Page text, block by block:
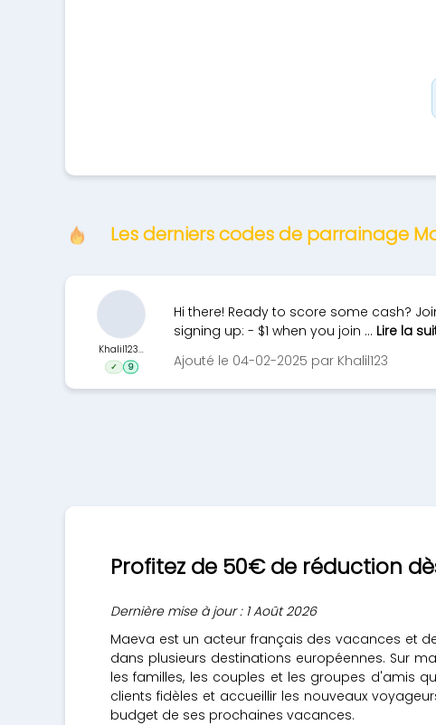
Les derniers codes de parrainage
Hi there! Ready to score some cash?
signing up: - $1 when you join ... Lire la
Ajouté le 04-02-2025 par Khalil123
Khalil123...
✓ 9
Profitez de 50€ de réduction
Dernière mise à jour : 1 Août 2026
Maeva est un acteur français des vacances et
dans plusieurs destinations européennes. Sur
les familles, les couples et les groupes d'amis
clients fidèles et accueillir les nouveaux
budget de ses prochaines vacances.